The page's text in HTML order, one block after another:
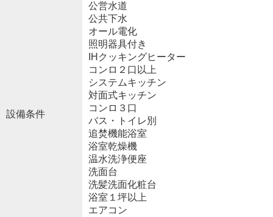
設備条件
公営水道
公共下水
オール電化
照明器具付き
IHクッキングヒーター
コンロ２口以上
システムキッチン
対面式キッチン
コンロ３口
バス・トイレ別
追焚機能浴室
浴室乾燥機
温水洗浄便座
洗面台
洗髪洗面化粧台
浴室１坪以上
エアコン